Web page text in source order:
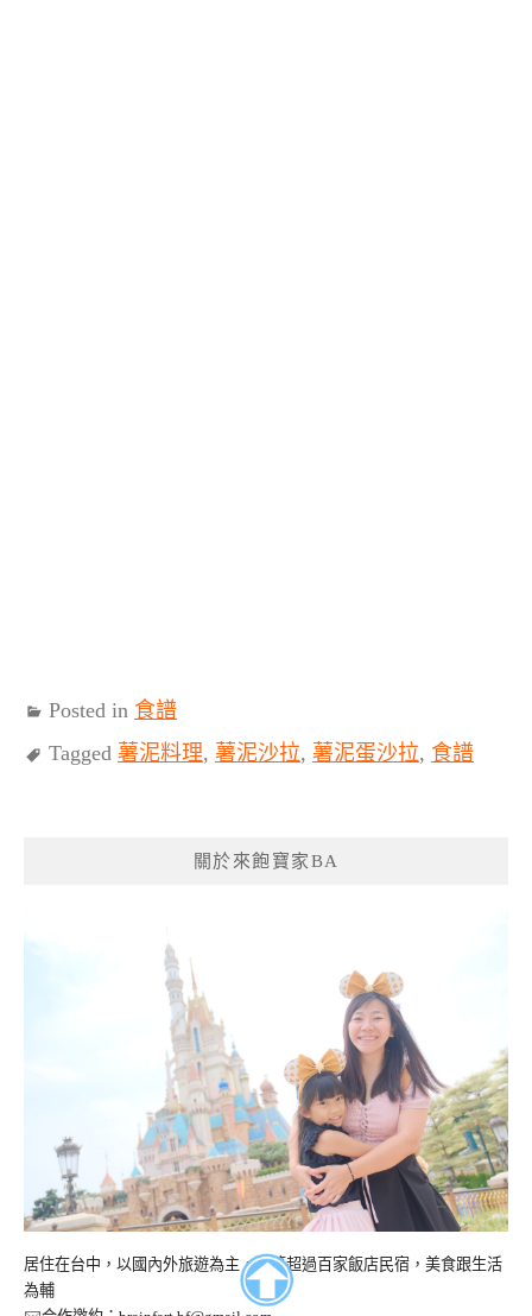
Posted in 食譜
Tagged 薯泥料理, 薯泥沙拉, 薯泥蛋沙拉, 食譜
關於來飽寶家BA
居住在台中，以國內外旅遊為主，開箱超過百家飯店民宿，美食跟生活
為輔